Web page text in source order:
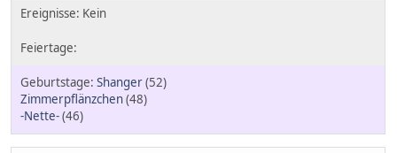
Shanger(52)
Zimmerpflänzchen(48)
-Nette-(46)